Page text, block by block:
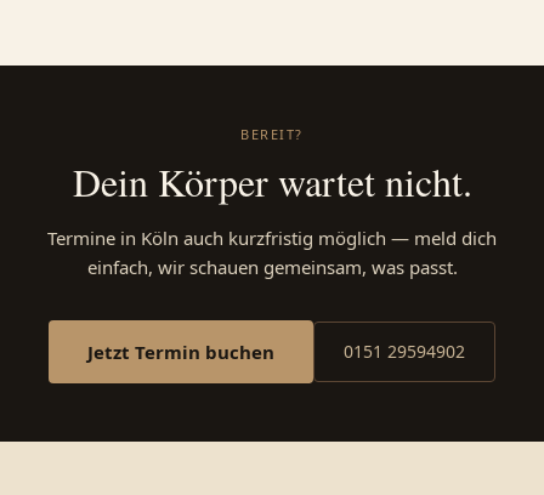
BEREIT?
Dein Körper wartet nicht.
Termine in Köln auch kurzfristig möglich — meld dich
einfach, wir schauen gemeinsam, was passt.
Jetzt Termin buchen 0151 29594902